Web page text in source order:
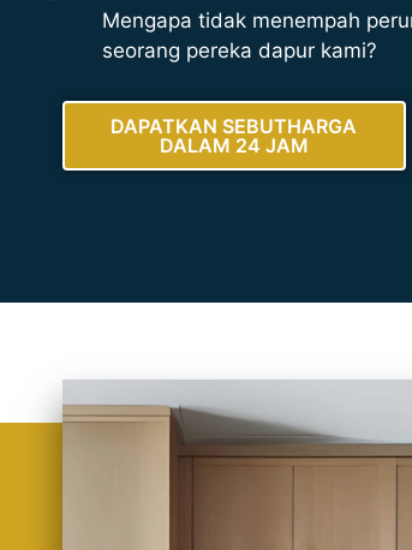
Mengapa tidak menempah
seorang pereka dapur kami?
DAPATKAN SEBUTHARGA
DALAM 24 JAM